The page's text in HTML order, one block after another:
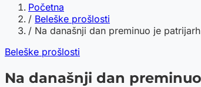
Početna
/ Beleške prošlosti
/ Na današnji dan preminuo je
Beleške prošlosti
Na današnji dan